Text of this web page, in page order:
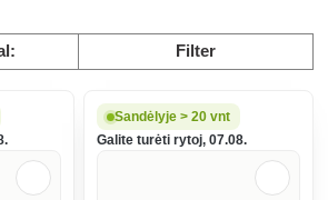
Filter
Sandėlyje > 20 vnt
Galite turėti rytoj, 07.08.